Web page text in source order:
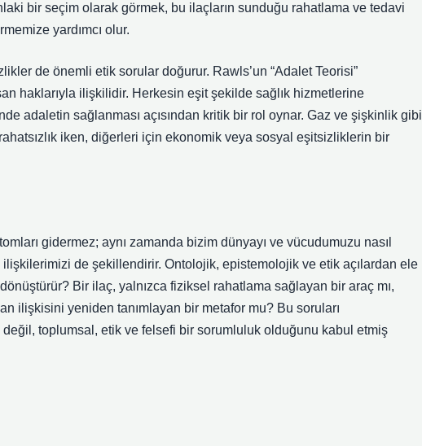
bir seçim olarak görmek, bu ilaçların sunduğu rahatlama ve tedavi
yardımcı olur.
de önemli etik sorular doğurur. Rawls’un “Adalet Teorisi”
haklarıyla ilişkilidir. Herkesin eşit şekilde sağlık hizmetlerine
adaletin sağlanması açısından kritik bir rol oynar. Gaz ve şişkinlik gibi
iken, diğerleri için ekonomik veya sosyal eşitsizliklerin bir
gidermez; aynı zamanda bizim dünyayı ve vücudumuzu nasıl
ilişkilerimizi de şekillendirir. Ontolojik, epistemolojik ve etik açılardan ele
Bir ilaç, yalnızca fiziksel rahatlama sağlayan bir araç mı,
ilişkisini yeniden tanımlayan bir metafor mu? Bu soruları
değil, toplumsal, etik ve felsefi bir sorumluluk olduğunu kabul etmiş